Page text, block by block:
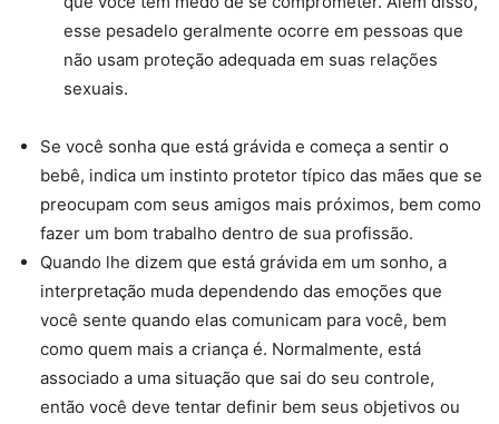
esse pesadelo geralmente ocorre em pessoas que
não usam proteção adequada em suas relações
sexuais.
Se você sonha que está grávida e começa a sentir o
bebê, indica um instinto protetor típico das mães que se
preocupam com seus amigos mais próximos, bem como
fazer um bom trabalho dentro de sua profissão.
Quando lhe dizem que está grávida em um sonho, a
interpretação muda dependendo das emoções que
você sente quando elas comunicam para você, bem
como quem mais a criança é. Normalmente, está
associado a uma situação que sai do seu controle,
então você deve tentar definir bem seus objetivos ou